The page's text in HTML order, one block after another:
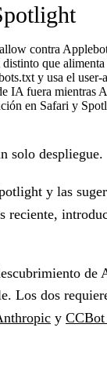
contra
que
y usa el user-
fuera mientras
en Safari y
solo despliegue.
y las
reciente,
Los dos
y